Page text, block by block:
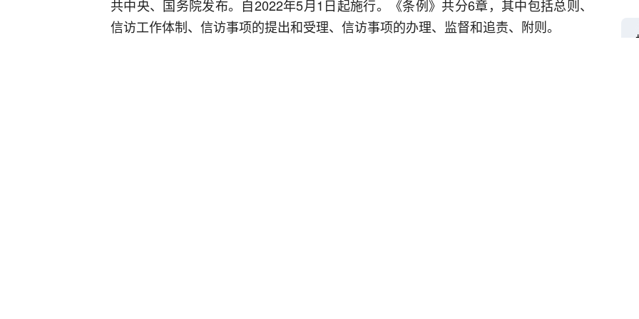
共中央、国务院发布。自2022年5月1日起施行。《条例》共分6章，其中包括总则、
信访工作体制、信访事项的提出和受理、信访事项的办理、监督和追责、附则。